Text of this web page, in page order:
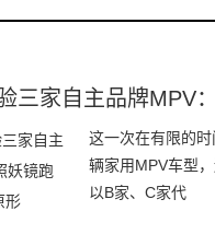
三家自主品牌MPV
这一次在有限的
辆家用MPV车型
以B家、C家代